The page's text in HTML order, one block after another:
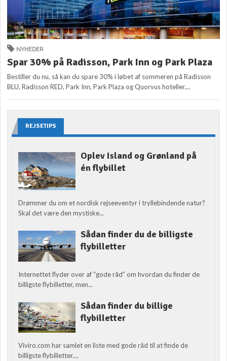
NYHEDER
Spar 30% på Radisson, Park Inn og Park Plaza
Bestiller du nu, så kan du spare 30% i løbet af sommeren på Radisson
BLU, Radisson RED, Park Inn, Park Plaza og Quorvus hoteller....
REJSETIPS
Oplev Island og Grønland på
én flybillet
Drømmer du om et nordisk rejseeventyr i tryllebindende natur?
Skal det være den mystiske...
Sådan finder du de billigste
flybilletter
Internettet flyder over af “gode råd” om hvordan du finder de
billigste flybilletter, men...
Sådan finder du billige
flybilletter
Viviro.com har samlet en liste med gode råd til at finde de
billigste flybilletter....